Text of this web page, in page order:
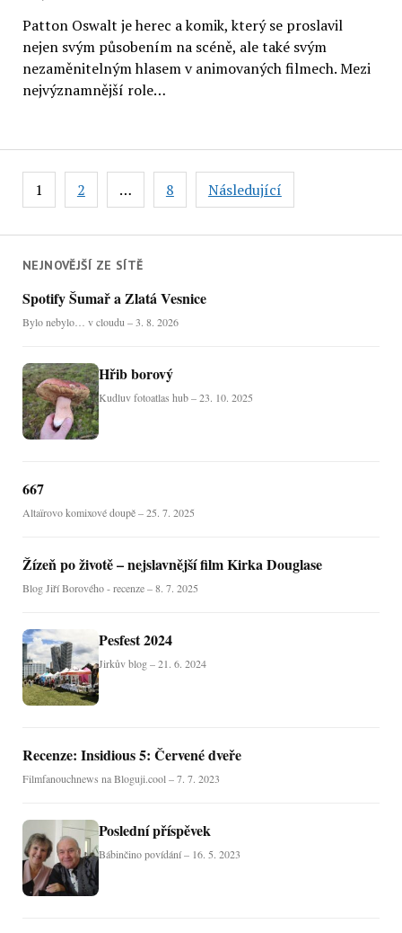
NEJNOVĚJŠÍ ZE SÍTĚ
Spotify Šumař a Zlatá Vesnice
Bylo nebylo… v cloudu – 3. 8. 2026
Hřib borový
Kudluv fotoatlas hub – 23. 10. 2025
667
Altaïrovo komixové doupě – 25. 7. 2025
Žízeň po životě – nejslavnější film Kirka Douglase
Blog Jiří Borového - recenze – 8. 7. 2025
Pesfest 2024
Jirkův blog – 21. 6. 2024
Recenze: Insidious 5: Červené dveře
Filmfanouchnews na Bloguji.cool – 7. 7. 2023
Poslední příspěvek
Bábinčino povídání – 16. 5. 2023
Patton Oswalt je herec a komik, který se proslavil
nejen svým působením na scéně, ale také svým
nezaměnitelným hlasem v animovaných filmech. Mezi
nejvýznamnější role…
Stránkování
příspěvků
1 2 … 8 Následující